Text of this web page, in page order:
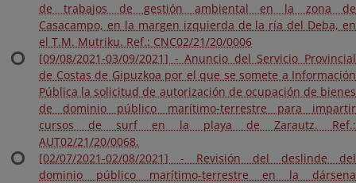
de trabajos de gestión ambiental en la zona de
Casacampo, en la margen izquierda de la ría del Deba, en
el T.M. Mutriku. Ref.: CNC02/21/20/0006
[09/08/2021-03/09/2021] - Anuncio del Servicio Provincial
de Costas de Gipuzkoa por el que se somete a Información
Pública la solicitud de autorización de ocupación de bienes
de dominio público marítimo-terrestre para impartir
cursos de surf en la playa de Zarautz. Ref.:
AUT02/21/20/0068.
[02/07/2021-02/08/2021] - Revisión del deslinde del
dominio público marítimo-terrestre en la dársena